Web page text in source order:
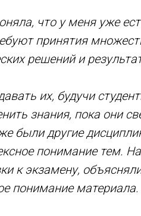
что у меня уже
принятия
решений и
их, будучи
знания, пока они
были другие
понимание тем.
к экзамену,
понимание материала.